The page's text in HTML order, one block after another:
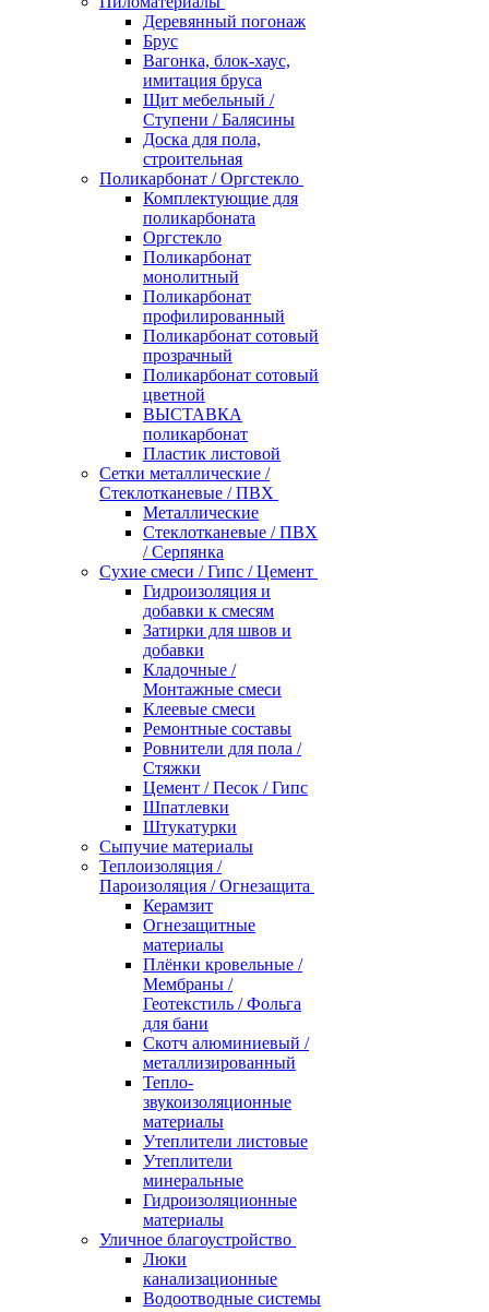
Деревянный погонаж
Брус
Вагонка, блок-хаус,
имитация бруса
Щит мебельный /
Ступени / Балясины
Доска для пола,
строительная
Поликарбонат / Оргстекло
Комплектующие для
поликарбоната
Оргстекло
Поликарбонат
монолитный
Поликарбонат
профилированный
Поликарбонат сотовый
прозрачный
Поликарбонат сотовый
цветной
ВЫСТАВКА
поликарбонат
Пластик листовой
Сетки металлические /
Стеклотканевые / ПВХ
Металлические
Стеклотканевые / ПВХ
/ Серпянка
Сухие смеси / Гипс / Цемент
Гидроизоляция и
добавки к смесям
Затирки для швов и
добавки
Кладочные /
Монтажные смеси
Клеевые смеси
Ремонтные составы
Ровнители для пола /
Стяжки
Цемент / Песок / Гипс
Шпатлевки
Штукатурки
Сыпучие материалы
Теплоизоляция /
Пароизоляция / Огнезащита
Керамзит
Огнезащитные
материалы
Плёнки кровельные /
Мембраны /
Геотекстиль / Фольга
для бани
Скотч алюминиевый /
металлизированный
Тепло-
звукоизоляционные
материалы
Утеплители листовые
Утеплители
минеральные
Гидроизоляционные
материалы
Уличное благоустройство
Люки
канализационные
Водоотводные системы